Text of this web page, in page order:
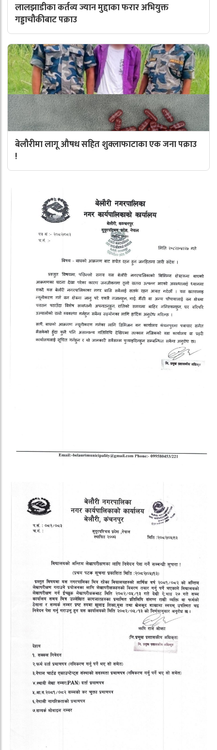
लालझाडीका कर्तव्य ज्यान मुद्दाका फरार अभियुक्त
गड्डाचौकीबाट पक्राउ
बेलौरीमा लागू औषध सहित शुक्लाफाटाका एक जना पक्राउ
!